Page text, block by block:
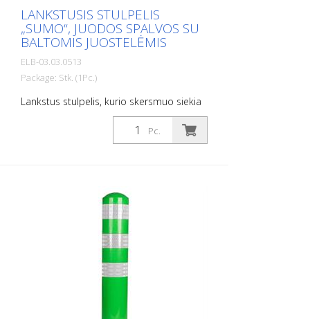
LANKSTUSIS STULPELIS
„SUMO“, JUODOS SPALVOS SU
BALTOMIS JUOSTELĖMIS
ELB-03.03.0513
Package: Stk. (1Pc.)
Lankstus stulpelis, kurio skersmuo siekia
130 mm, skirtas įvairiausiems naudojimo
atvejams Su baltais plėveliniais atšvaitais
ir stiklo karoliukų atšvaitais. Spalva: Juoda
Lanksčių plastikinių stulpelių privalumai: -
Elastingi, todėl juos galima partrenkti -
Apsaugo transporto priemonę nuo
sugadinimo partrenkimo atveju - Nereikia
remontuoti nei stulpelio, nei transporto
priemonės - Padidina eismo saugumą -
Padeda orientuotis eismo sraute ir
automobilių stovėjimo aikštelėse
Pc.